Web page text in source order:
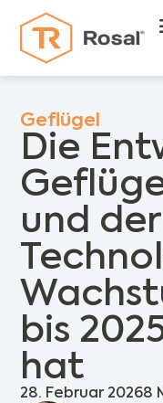
Geflügel
Die
und der
bis
hat
28. Februar 20268